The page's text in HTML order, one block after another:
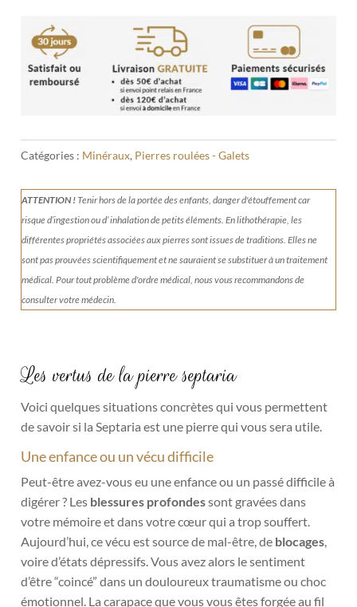
Catégories : Minéraux, Pierres roulées - Galets
ATTENTION !Tenirhors de la portée des enfants, danger d'étouffement car
risque d’ingestion ou d’ inhalation de petits éléments.En lithothérapie, les
différentes propriétés associées aux pierres sont issues de traditions. Elles ne
sont pas prouvées scientifiquement et ne sauraient se substituer à un traitement
médical. Pour tout problème d'ordre médical, nous vous recommandons de
consulter votre médecin.
Les vertus de la pierre septaria
Voici quelques situations concrètes qui vous permettent
de savoir si la Septaria est une pierre qui vous sera utile.
Une enfance ou un vécu difficile
Peut-être avez-vous eu une enfance ou un passé difficile à
digérer ? Les blessures profondessont gravées dans
votre mémoire et dans votre cœur qui a trop souffert.
Aujourd’hui, ce vécu est source de mal-être, de blocages,
voire d’états dépressifs. Vous avez alors le sentiment
d’être “coincé” dans un douloureux traumatisme ou choc
émotionnel. La carapace que vous vous êtes forgée au fil